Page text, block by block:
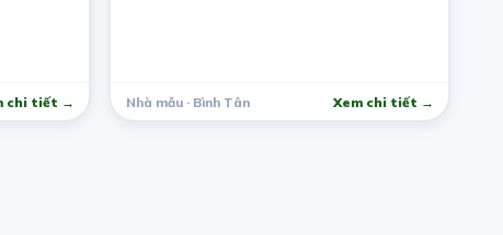
chi tiết → Nhà mẫu · Bình Tân Xem chi tiết →